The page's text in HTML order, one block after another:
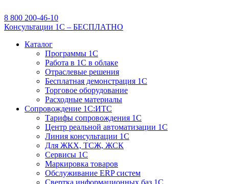
8 800 200-46-10
Консультации 1С – БЕСПЛАТНО
Каталог
Программы 1С
Работа в 1С в облаке
Отраслевые решения
Бесплатная демонстрация 1С
Торговое оборудование
Расходные материалы
Сопровождение 1С:ИТС
Тарифы сопровождения 1С
Центр реальной автоматизации 1С
Линия консультации 1С
Для ЖКХ, ТСЖ, ЖСК
Сервисы 1С
Маркировка товаров
Обслуживание ERP систем
Свертка информационных баз 1С